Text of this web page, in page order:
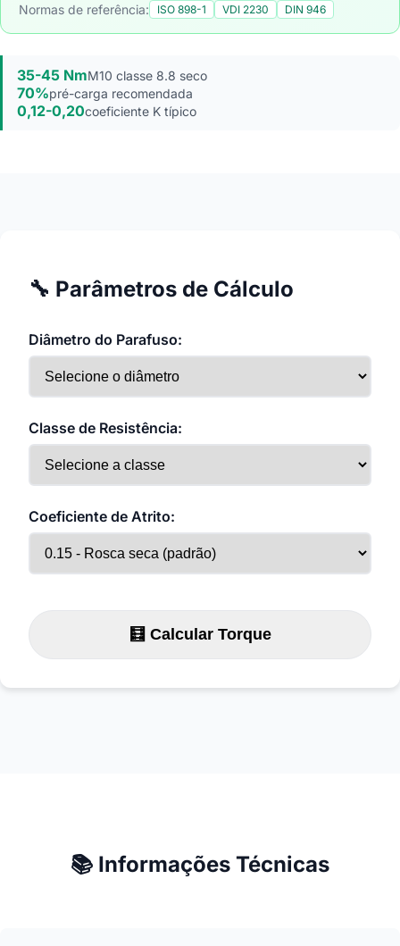
Normas de referência: ISO 898-1 VDI 2230 DIN 946
35-45 NmM10 classe 8.8 seco
70%pré-carga recomendada
0,12-0,20coeficiente K típico
🔧 Parâmetros de Cálculo
Diâmetro do Parafuso:
Classe de Resistência:
Coeficiente de Atrito:
🧮 Calcular Torque
📚 Informações Técnicas